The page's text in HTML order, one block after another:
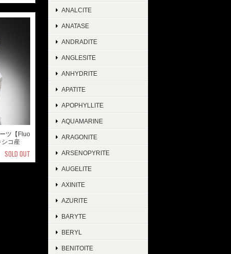
ツ【Fluo
シコ産
SOLD OUT
ANALCITE
ANATASE
ANDRADITE
ANGLESITE
ANHYDRITE
APATITE
APOPHYLLITE
AQUAMARINE
ARAGONITE
ARSENOPYRITE
AUGELITE
AXINITE
AZURITE
BARYTE
BERYL
BENITOITE